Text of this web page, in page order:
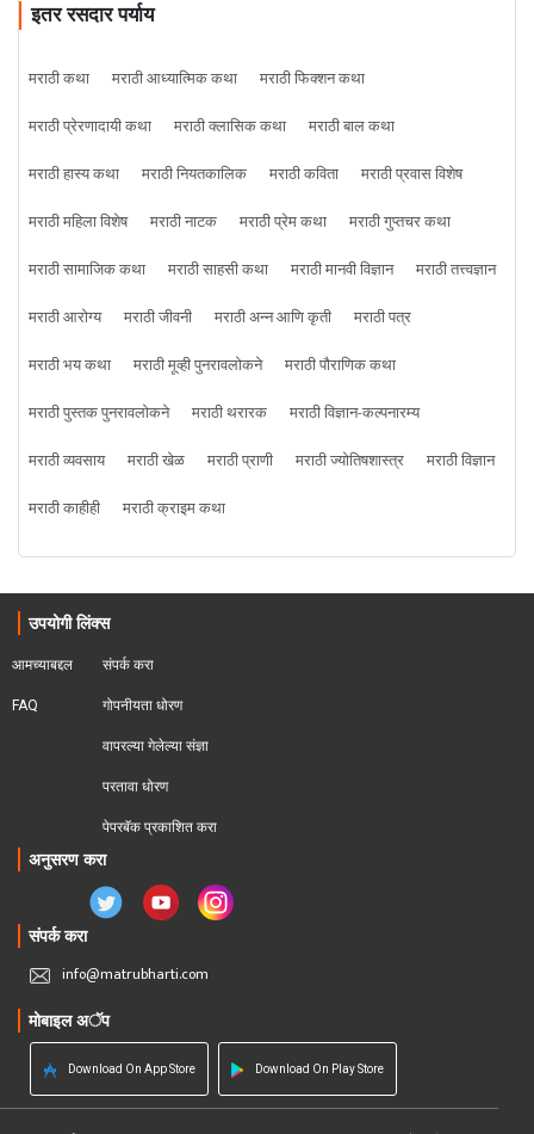
इतर रसदार पर्याय
मराठी कथा मराठी आध्यात्मिक कथा
मराठी फिक्शन कथा
मराठी प्रेरणादायी कथा
मराठी क्लासिक कथा
मराठी बाल कथा
मराठी हास्य कथा
मराठी नियतकालिक मराठी कविता
मराठी प्रवास विशेष
मराठी महिला विशेष
मराठी नाटक मराठी प्रेम कथा
मराठी गुप्तचर कथा
मराठी सामाजिक कथा
मराठी साहसी कथा मराठी मानवी विज्ञान
मराठी तत्त्वज्ञान
मराठी आरोग्य
मराठी जीवनी मराठी अन्न आणि कृती
मराठी पत्र
मराठी भय कथा
मराठी मूव्ही पुनरावलोकने
मराठी पौराणिक कथा
मराठी पुस्तक पुनरावलोकने
मराठी थरारक
मराठी विज्ञान-कल्पनारम्य
मराठी व्यवसाय
मराठी खेळ मराठी प्राणी मराठी ज्योतिषशास्त्र
मराठी विज्ञान
मराठी काहीही
मराठी क्राइम कथा
उपयोगी लिंक्स
आमच्याबद्दल
FAQ
संपर्क करा
गोपनीयता धोरण
वापरल्या गेलेल्या संज्ञा
परतावा धोरण
पेपरबॅक प्रकाशित करा
अनुसरण करा
संपर्क करा
info@matrubharti.com
मोबाइल अॅप
Download On App Store Download On Play Store